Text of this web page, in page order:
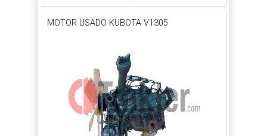
MOTOR USADO KUBOTA V1305